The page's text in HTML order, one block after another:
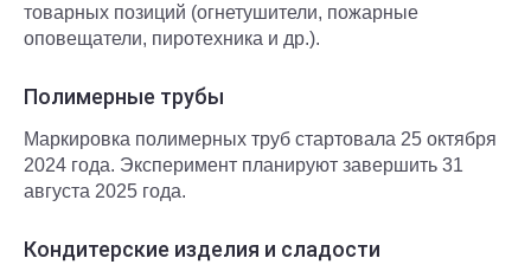
товарных позиций (огнетушители, пожарные
оповещатели, пиротехника и др.).
Полимерные трубы
Маркировка полимерных труб стартовала 25 октября
2024 года. Эксперимент планируют завершить 31
августа 2025 года.
Кондитерские изделия и сладости